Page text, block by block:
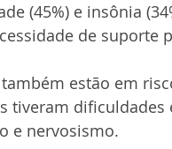
(45%) e insônia
de suporte
estão em
tiveram dificuldades
e nervosismo.